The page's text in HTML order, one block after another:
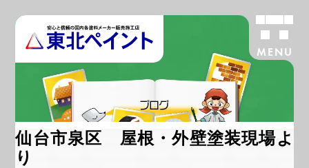
MENU
ブログ
仙台市泉区 屋根・外壁塗装現場よ
り